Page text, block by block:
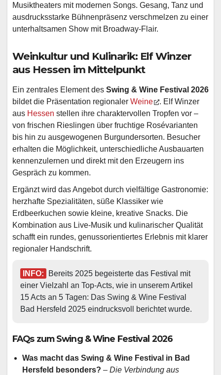
Musiktheaters mit modernen Songs. Gesang, Tanz und
ausdrucksstarke Bühnenpräsenz verschmelzen zu einer
unterhaltsamen Show mit Broadway-Flair.
Weinkultur und Kulinarik: Elf Winzer
aus Hessen im Mittelpunkt
Ein zentrales Element des Swing & Wine Festival 2026
bildet die Präsentation regionaler Weine
. Elf Winzer
aus Hessen stellen ihre charaktervollen Tropfen vor –
von frischen Rieslingen über fruchtige Rosévarianten
bis hin zu ausgewogenen Burgundersorten. Besucher
erhalten die Möglichkeit, unterschiedliche Ausbauarten
kennenzulernen und direkt mit den Erzeugern ins
Gespräch zu kommen.
Ergänzt wird das Angebot durch vielfältige Gastronomie:
herzhafte Spezialitäten, süße Klassiker wie
Erdbeerkuchen sowie kleine, kreative Snacks. Die
Kombination aus Live-Musik und kulinarischer Qualität
schafft ein rundes, genussorientiertes Erlebnis mit klarer
regionaler Handschrift.
INFO:
Bereits 2025 begeisterte das Festival mit
einer Vielzahl an Top-Acts, wie in unserem Artikel
15 Acts an 5 Tagen: Das Swing & Wine Festival
Bad Hersfeld 2025 eindrucksvoll berichtet wurde.
FAQs zum Swing & Wine Festival 2026
Was macht das Swing & Wine Festival in Bad
Hersfeld besonders? – Die Verbindung aus